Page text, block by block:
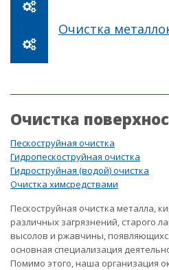
Очистка
Очистка
Пескоструйная очистка
Гидропескоструйная очистка
Гидроструйная (водой) очистка
Очистка химсредствами
Пескоструйная очистка металла,
различных загрязнений, старого
высолов и ржавчины,
основная специализация
Помимо этого, наша организация